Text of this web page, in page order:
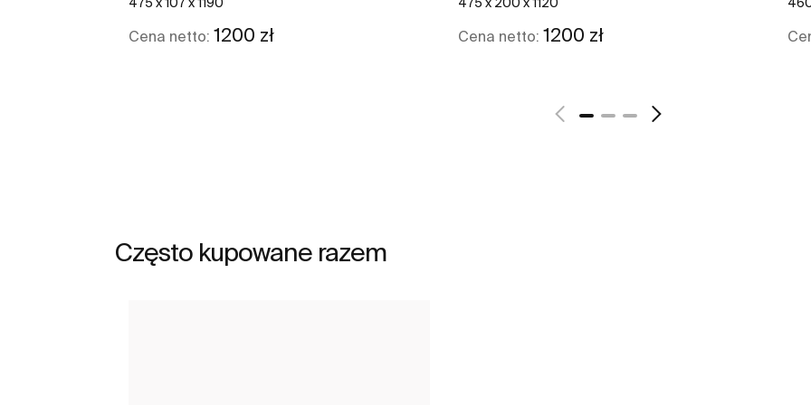
Cena netto: 1200 zł Cena netto: 1200 zł
Często kupowane razem